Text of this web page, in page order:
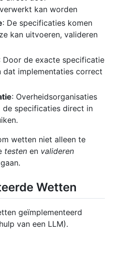
kan worden
: De specificaties komen
kan uitvoeren, valideren
Door de exacte specificatie
dat implementaties correct
: Overheidsorganisaties
de specificaties direct in
wetten niet alleen te
testen en valideren
Wetten
geïmplementeerd
van een LLM).